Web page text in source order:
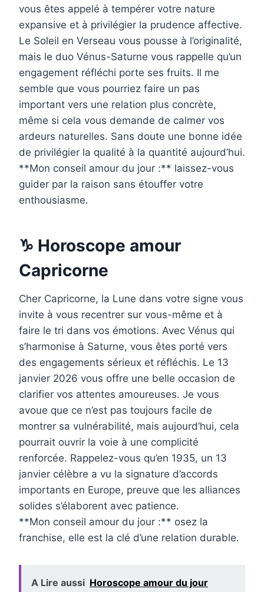
vous êtes appelé à tempérer votre nature
expansive et à privilégier la prudence affective.
Le Soleil en Verseau vous pousse à l’originalité,
mais le duo Vénus-Saturne vous rappelle qu’un
engagement réfléchi porte ses fruits. Il me
semble que vous pourriez faire un pas
important vers une relation plus concrète,
même si cela vous demande de calmer vos
ardeurs naturelles. Sans doute une bonne idée
de privilégier la qualité à la quantité aujourd’hui.
**Mon conseil amour du jour :** laissez-vous
guider par la raison sans étouffer votre
enthousiasme.
♑ Horoscope amour
Capricorne
Cher Capricorne, la Lune dans votre signe vous
invite à vous recentrer sur vous-même et à
faire le tri dans vos émotions. Avec Vénus qui
s’harmonise à Saturne, vous êtes porté vers
des engagements sérieux et réfléchis. Le 13
janvier 2026 vous offre une belle occasion de
clarifier vos attentes amoureuses. Je vous
avoue que ce n’est pas toujours facile de
montrer sa vulnérabilité, mais aujourd’hui, cela
pourrait ouvrir la voie à une complicité
renforcée. Rappelez-vous qu’en 1935, un 13
janvier célèbre a vu la signature d’accords
importants en Europe, preuve que les alliances
solides s’élaborent avec patience.
**Mon conseil amour du jour :** osez la
franchise, elle est la clé d’une relation durable.
A Lire aussi Horoscope amour du jour